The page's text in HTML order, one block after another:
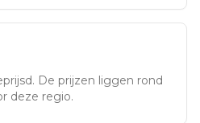
. De prijzen liggen rond
deze regio.